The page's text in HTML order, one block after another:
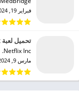
فبراير 19, 2024
تحميل لعبة Money Heist مهكرة للاندرويد 2024
Netflix Inc.‏
مارس 9, 2024